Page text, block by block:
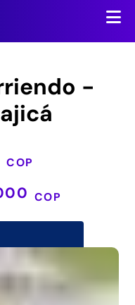
-
COP
COP